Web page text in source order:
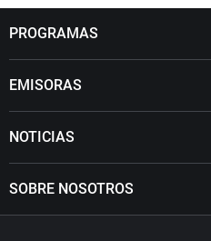
PROGRAMAS
EMISORAS
NOTICIAS
SOBRE NOSOTROS